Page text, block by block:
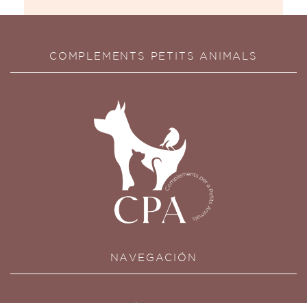
COMPLEMENTS PETITS ANIMALS
NAVEGACIÓN